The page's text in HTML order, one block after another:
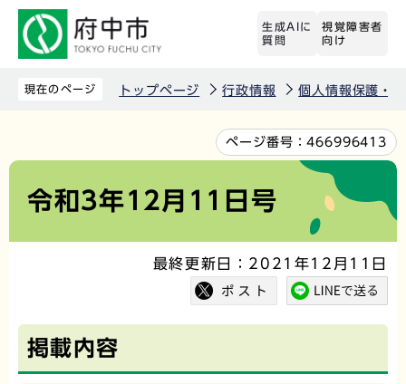
先
す
生成AIに
質問
視覚障害者
向け
現在のページ トップページ 行政情報 個人情報保護・
文
か
ページ番号：466996413
令和3年12月11日号
最終更新日：2021年12月11日
掲載内容